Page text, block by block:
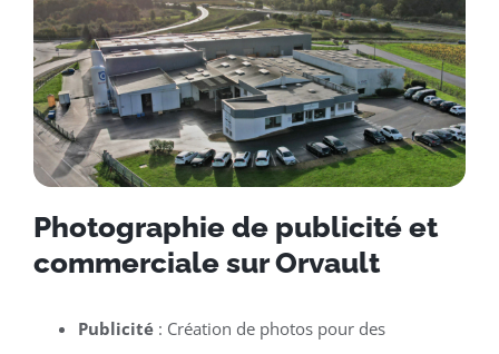
Photographie de publicité et
commerciale sur Orvault
Publicité: Création de photos pour des